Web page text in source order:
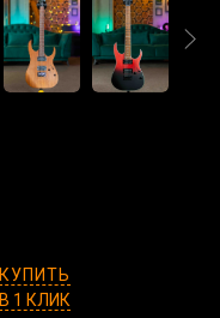
КУПИТЬ
В 1 КЛИК